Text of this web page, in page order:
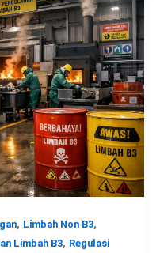
, Limbah Non B3,
Limbah B3, Regulasi